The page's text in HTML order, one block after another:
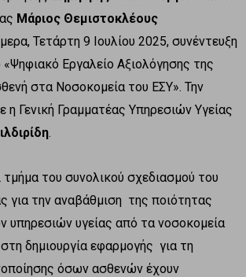
Μάριος Θεμιστοκλέους
Τετάρτη 9 Ιουλίου 2025, συνέντευξη
Εργαλείο Αξιολόγησης της
στα Νοσοκομεία του ΕΣΥ». Την
η Γενική Γραμματέας Υπηρεσιών Υγείας
.
τμήμα του συνολικού σχεδιασμού του
για την αναβάθμιση της ποιότητας
υπηρεσιών υγείας από τα νοσοκομεία
δημιουργία εφαρμογής για τη
όσων ασθενών έχουν